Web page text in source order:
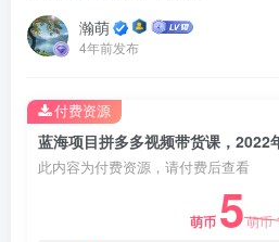
瀚萌
4年前发布
此内容为付费资源，请付费后查看
萌币 5萌币
付费资源